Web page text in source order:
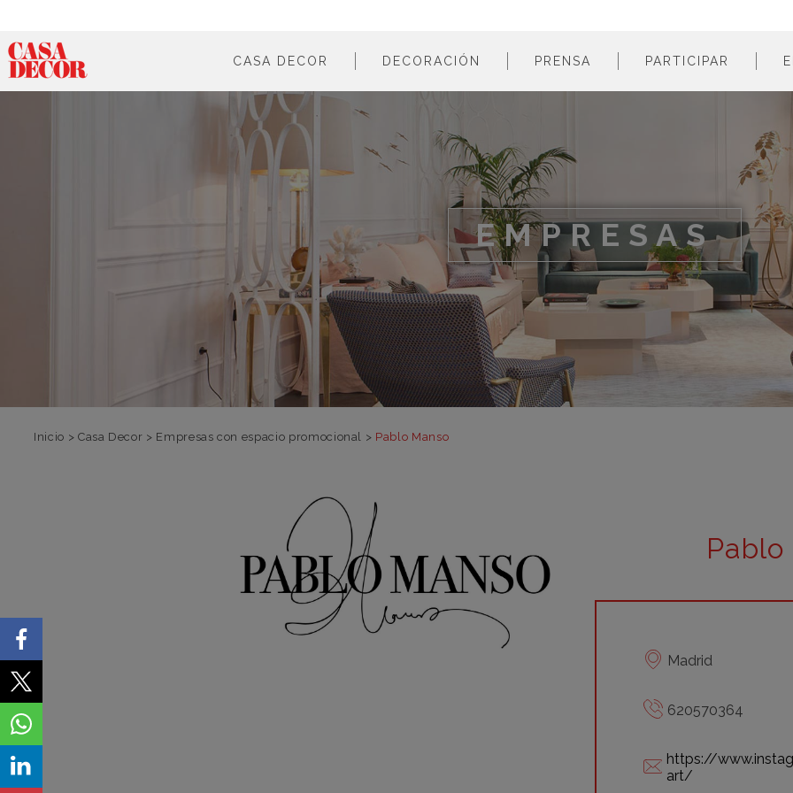
CASA DECOR
¿qué es?
en cifras
cómo participar
en los medios
DECORACIÓN
colores
estilos
materiales
PRENSA PARTICIPAR
EMPRESAS
Inicio > Casa Decor > Empresas con espacio promocional > Pablo Manso
Pablo
Madrid
620570364
https://
art/